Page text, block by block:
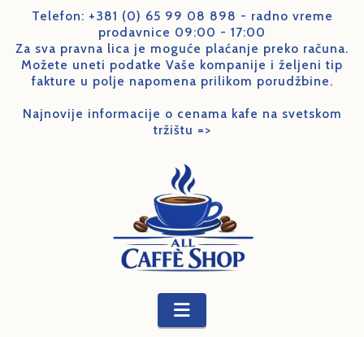
Telefon: +381 (0) 65 99 08 898 - radno vreme
prodavnice 09:00 - 17:00
Za sva pravna lica je moguće plaćanje preko računa.
Možete uneti podatke Vaše kompanije i željeni tip
fakture u polje napomena prilikom porudžbine.
Najnovije informacije o cenama kafe na svetskom
tržištu =>
Navigation